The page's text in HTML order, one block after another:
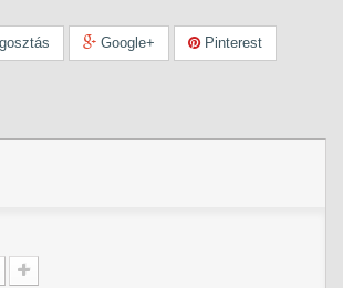
Google+ Pinterest